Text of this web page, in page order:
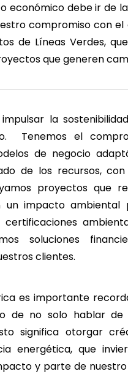
económico debe ir de
compromiso con
deLíneas Verdes,
que generen
la
Tenemos el
de negocio
de los recursos,
proyectos que
un impacto ambiental
certificaciones
soluciones
clientes.
es importante
de no solo hablar
significa otorgar
energética, que
y parte de